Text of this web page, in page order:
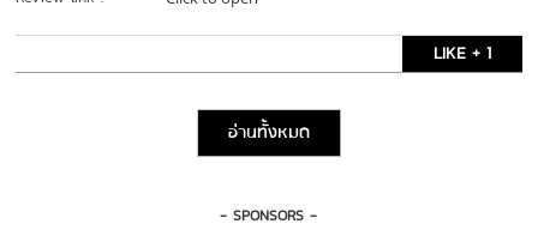
LIKE + 1
อ่านทั้งหมด
- SPONSORS -